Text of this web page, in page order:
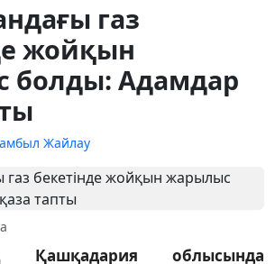
газ
жойқын
болды: Адамдар
Жайлау
Қашқадария облысында